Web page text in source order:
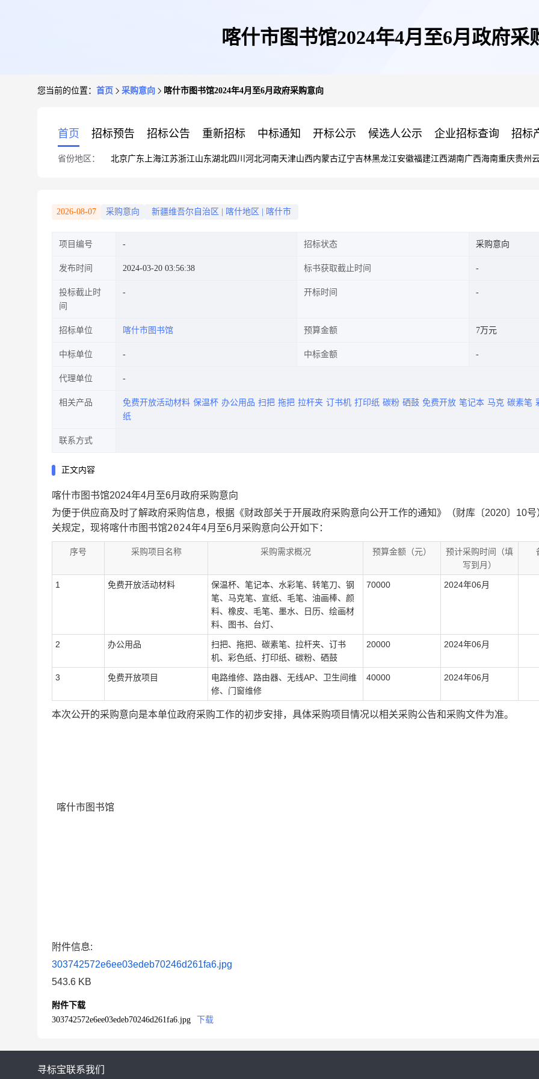
喀什市图书馆2024年4月至6月政府采
您当前的位置： 首页 采购意向 喀什市图书馆2024年4月至6月政府采购意向
首页 招标预告 招标公告 重新招标 中标通知 开标公示 候选人公示 企业招标查询 招标
省份地区： 北京广东 上海江苏浙江山东湖北四川 河北河南天津山西内蒙古辽宁吉林黑龙江安徽福建江西湖南广西海南重庆贵州
2026-08-07 采购意向 新疆维吾尔自治区 喀什地区 喀什市
项目编号 招标状态 采购意向
发布时间 2024-03-20 03:56:38 标书获取截止时间
投标截止时
间
开标时间
招标单位 喀什市图书馆 预算金额 7万元
中标单位 中标金额
代理单位
相关产品 免费开放活动材料 保温杯 办公用品 扫把 拖把 拉杆夹 订书机 打印纸 碳粉 硒鼓 免费开放 笔记本 马克 碳素笔
纸
联系方式
正文内容
喀什市图书馆2024年4月至6月政府采购意向
为便于供应商及时了解政府采购信息，根据《财政部关于开展政府采购意向公开工作的通知》（财库〔2020〕10号
关规定，现将喀什市图书馆2024年4月至6月采购意向公开如下：
序号 采购项目名称 采购需求概况 预算金额（元）
预计采购时间（填
写到月）
1 免费开放活动材料
保温杯、笔记本、水彩笔、转笔刀、钢
笔、马克笔、宣纸、毛笔、油画棒、颜
料、橡皮、毛笔、墨水、日历、绘画材
料、图书、台灯、
70000 2024年06月
2 办公用品
扫把、拖把、碳素笔、拉杆夹、订书
机、彩色纸、打印纸、碳粉、硒鼓
20000 2024年06月
3 免费开放项目
电路维修、路由器、无线AP、卫生间维
修、门窗维修
40000 2024年06月
本次公开的采购意向是本单位政府采购工作的初步安排，具体采购项目情况以相关采购公告和采购文件为准。
喀什市图书馆
附件信息:
303742572e6ee03edeb70246d261fa6.jpg
543.6 KB
附件下载
303742572e6ee03edeb70246d261fa6.jpg
下载
寻标宝联系我们